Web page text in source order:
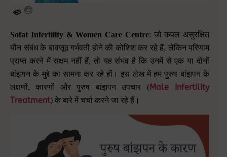
Sofat Infertility & Women Care Centre: जो कपल असुरक्षित
यौन संबंध के बावजूद गर्भवती होने की कोशिश कर रहे हैं, लेकिन परिणाम
प्राप्त करने में सक्षम नहीं हैं, तो यह संभव है कि उनमें से एक या दोनों
बांझपन के मुद्दे का सामना कर रहे हों। इस लेख में हम पुरुष बांझपन के
लक्षणों,कारणों और पुरुष बांझपन उपचार (Male Infertility
Treatment) के बारे में चर्चा करने जा रहे हैं।